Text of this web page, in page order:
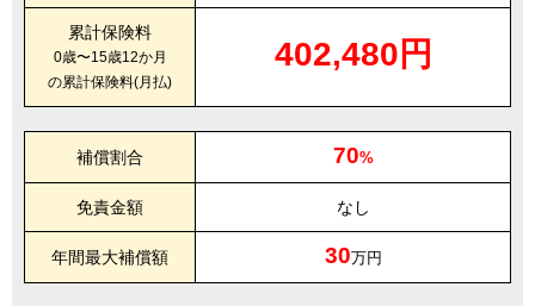
累計保険料
0歳〜15歳12か月
の累計保険料(月払)
402,480円
補償割合 70%
免責金額 なし
年間最大補償額 30万円